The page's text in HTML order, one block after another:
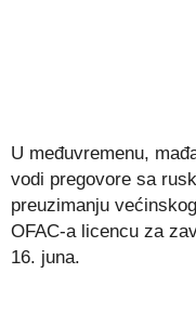
U međuvremenu,
vodi pregovore sa
preuzimanju
OFAC-a licencu za
16. juna.